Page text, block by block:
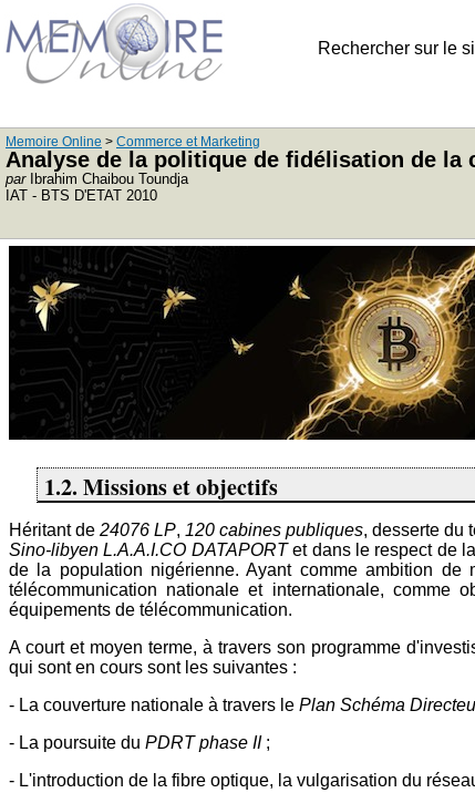
Rechercher sur le
Memoire Online > Commerce et Marketing
Analyse de la politique de fidélisation de la
parIbrahim Chaibou Toundja
IAT - BTS D'ETAT 2010
1.2. Missions et objectifs
Héritant de 24076 LP, 120 cabines publiques, desserte du
Sino-libyen L.A.A.I.CO DATAPORTet dans le respect de
de la population nigérienne. Ayant comme ambition
télécommunication nationale et internationale,
équipements de télécommunication.
A court et moyen terme, à travers son programme
qui sont en cours sont les suivantes :
- La couverture nationale à travers le Plan Schéma
- La poursuite du PDRT phase II ;
- L'introduction de la fibre optique, la vulgarisation du